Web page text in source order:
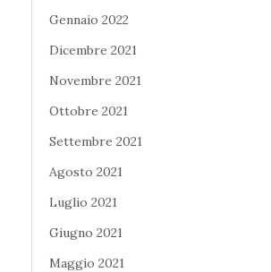
Gennaio 2022
Dicembre 2021
Novembre 2021
Ottobre 2021
Settembre 2021
Agosto 2021
Luglio 2021
Giugno 2021
Maggio 2021